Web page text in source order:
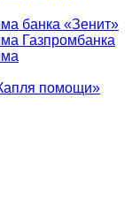
банка «Зенит»
Газпромбанка
помощи»